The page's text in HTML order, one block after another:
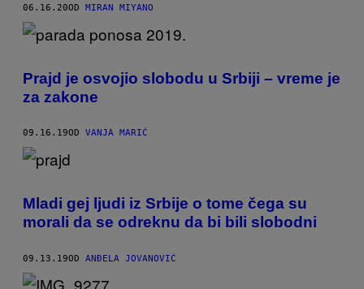
06.16.20OD MIRAN MIYANO
Prajd je osvojio slobodu u Srbiji – vreme je
za zakone
09.16.19OD VANJA MARIĆ
Mladi gej ljudi iz Srbije o tome čega su
morali da se odreknu da bi bili slobodni
09.13.19OD ANĐELA JOVANOVIĆ